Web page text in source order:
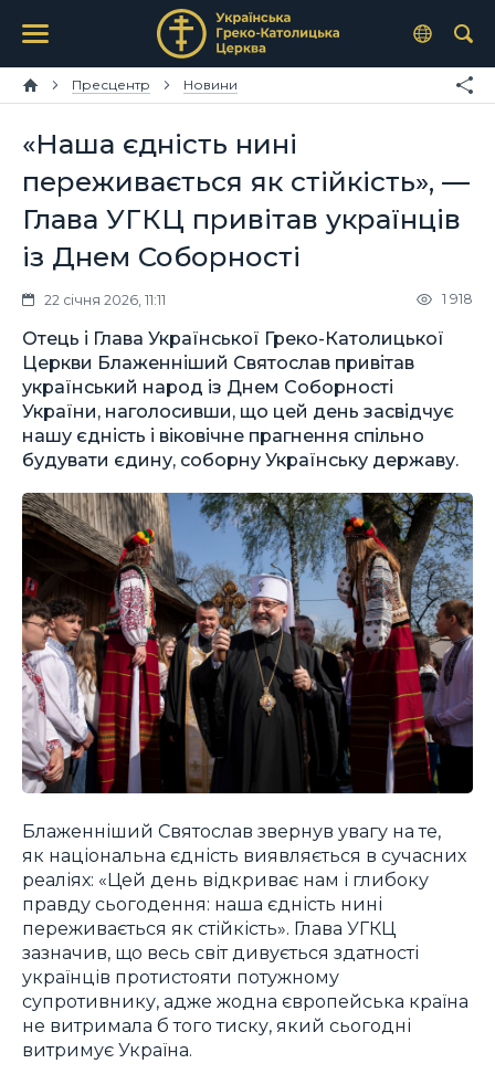
Пресцентр Новини
«Наша єдність нині
переживається як стійкість», —
Глава УГКЦ привітав українців
із Днем Соборності
22 січня 2026, 11:11 1 918
Отець і Глава Української Греко-Католицької
Церкви Блаженніший Святослав привітав
український народ із Днем Соборності
України, наголосивши, що цей день засвідчує
нашу єдність і віковічне прагнення спільно
будувати єдину, соборну Українську державу.
Блаженніший Святослав звернув увагу на те,
як національна єдність виявляється в сучасних
реаліях: «Цей день відкриває нам і глибоку
правду сьогодення: наша єдність нині
переживається як стійкість». Глава УГКЦ
зазначив, що весь світ дивується здатності
українців протистояти потужному
супротивнику, адже жодна європейська країна
не витримала б того тиску, який сьогодні
витримує Україна.